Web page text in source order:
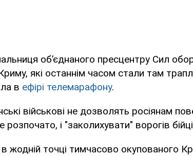
об’єднаного пресцентру Сил
які останнім часом стали там
в ефірі телемарафону.
військові не дозволять росіянам
і "заколихувати" ворогів
жодній точці тимчасово окупованого